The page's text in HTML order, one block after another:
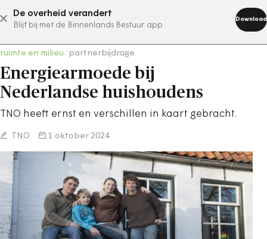
De overheid verandert
Blijf bij met de Binnenlands Bestuur app
Download
abonneer nu
ruimte en milieu partnerbijdrage
Energiearmoede bij
Nederlandse huishoudens
TNO heeft ernst en verschillen in kaart gebracht.
TNO 1 oktober 2024